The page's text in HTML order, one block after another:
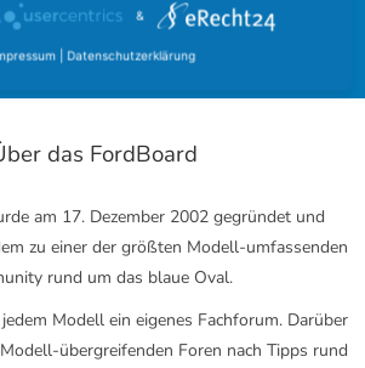
das FordBoard
am 17. Dezember 2002 gegründet und
zu einer der größten Modell-umfassenden
rund um das blaue Oval.
Modell ein eigenes Fachforum. Darüber
übergreifenden Foren nach Tipps rund
&
Datenschutzerklärung